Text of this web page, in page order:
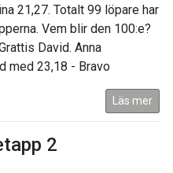
21,27. Totalt 99 löpare har
Vem blir den 100:e?
David. Anna
med 23,18 - Bravo
Läs mer
2